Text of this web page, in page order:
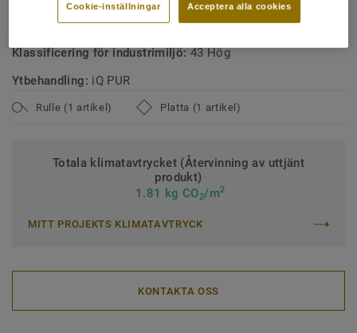
Klassificering för kommersiell miljö:34 Mycket hög trafik
Klassificering för industrimiljö:43 Hög
Ytbehandling: iQ PUR
Rulle (1 artikel) Platta (1 artikel)
Totala klimatavtrycket (Återvinning av uttjänt
produkt)
1.81 kg CO2/m2
MITT PROJEKTS KLIMATAVTRYCK
KONTAKTA OSS
Acceptera alla cookies
Cookie-inställningar